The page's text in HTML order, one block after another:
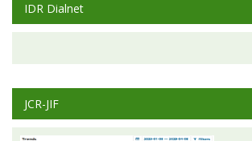
IDR Dialnet
JCR-JIF